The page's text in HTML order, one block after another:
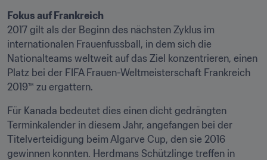
Fokus auf Frankreich
2017 gilt als der Beginn des nächsten Zyklus im
internationalen Frauenfussball, in dem sich die
Nationalteams weltweit auf das Ziel konzentrieren, einen
Platz bei der FIFA Frauen-Weltmeisterschaft Frankreich
2019™ zu ergattern.
Für Kanada bedeutet dies einen dicht gedrängten
Terminkalender in diesem Jahr, angefangen bei der
Titelverteidigung beim Algarve Cup, den sie 2016
gewinnen konnten. Herdmans Schützlinge treffen in